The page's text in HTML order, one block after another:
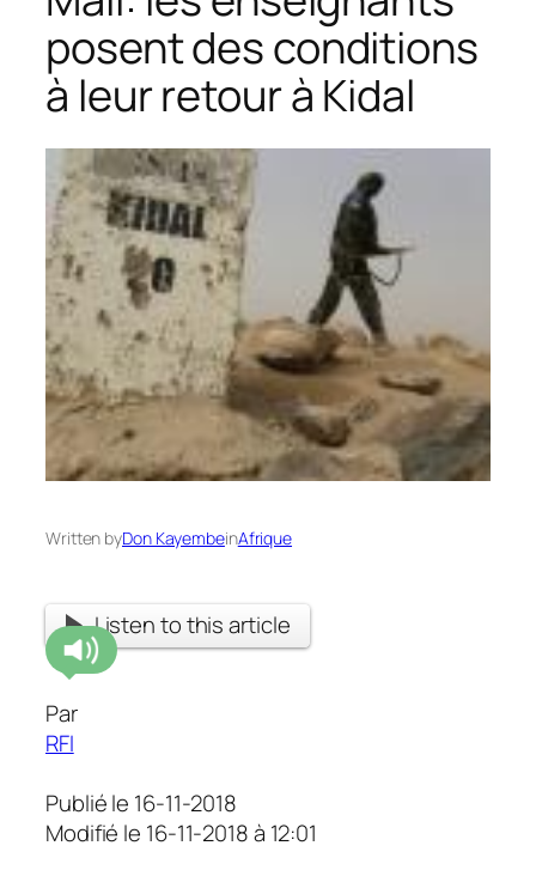
posent des conditions
à leur retour à Kidal
Written byDon KayembeinAfrique
Listen to this article
Par
RFI
Publié le 16-11-2018
Modifié le 16-11-2018 à 12:01